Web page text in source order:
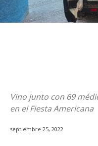
Vino junto con 69
en el Fiesta Americana
septiembre 25, 2022